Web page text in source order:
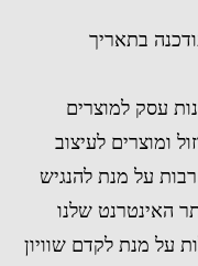
בתאריך
עסק למוצרים
ומוצרים לעיצוב
על מנת להנגיש
האינטרנט שלנו
על מנת לקדם שוויון